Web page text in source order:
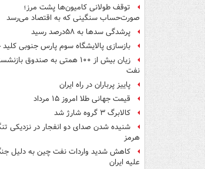
توقف طولانی کامیون‌ها پشت مرز؛
صورت‌حساب سنگینی که به اقتصاد می‌رسد
پرشدگی سدها به ۵۸درصد رسید
بازسازی پالایشگاه سوم پارس جنوبی کلید
زیان بیش از ۱۰۰ همتی به صندوق‌
نفت
پاییز پرباران در راه ایران
قیمت جهانی طلا امروز ۱۵ مرداد
کالابرگ ۳ گروه شارژ شد
شنیده شدن صدای دو انفجار در نزدیکی
هرمز
کاهش شدید واردات نفت چین به دلیل
علیه ایران